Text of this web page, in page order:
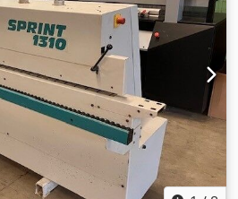
bis : 3
Kante : möglich Beleimung :
Kappsäge : Ja
Radius : pneumatisch
: pneumatisch
: ja Flachziehklinge :
Display Steuerungsart : Über
Bedienpult mit Tasten
Rollenauflage : Ja
bzw. Aufgabetischhöhe : 874